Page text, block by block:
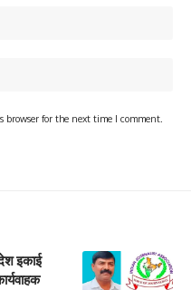
for the next time I comment.
इकाई